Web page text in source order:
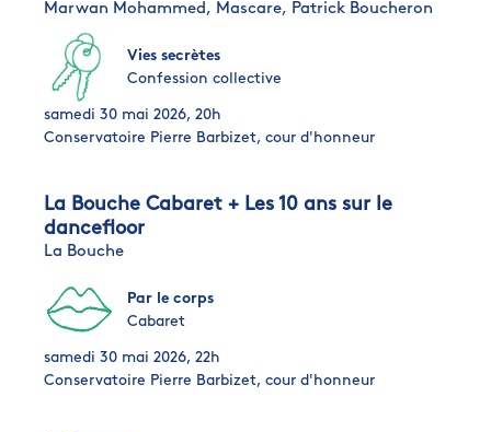
Marwan Mohammed, Mascare, Patrick Boucheron
Vies secrètes
Confession collective
samedi 30 mai 2026, 20h
Conservatoire Pierre Barbizet, cour d'honneur
La Bouche Cabaret + Les 10 ans sur le
dancefloor
La Bouche
Par le corps
Cabaret
samedi 30 mai 2026, 22h
Conservatoire Pierre Barbizet, cour d'honneur